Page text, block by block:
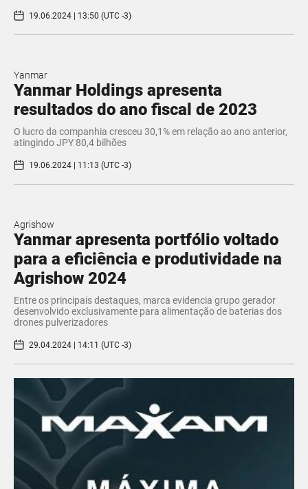
19.06.2024 | 13:50 (UTC -3)
Yanmar
Yanmar Holdings apresenta
resultados do ano fiscal de 2023
O lucro da companhia cresceu 30,1% em relação ao ano anterior,
atingindo JPY 80,4 bilhões
19.06.2024 | 11:13 (UTC -3)
Agrishow
Yanmar apresenta portfólio voltado
para a eficiência e produtividade na
Agrishow 2024
Entre os principais destaques, marca evidencia grupo gerador
desenvolvido exclusivamente para alimentação de baterias dos
drones pulverizadores
29.04.2024 | 14:11 (UTC -3)